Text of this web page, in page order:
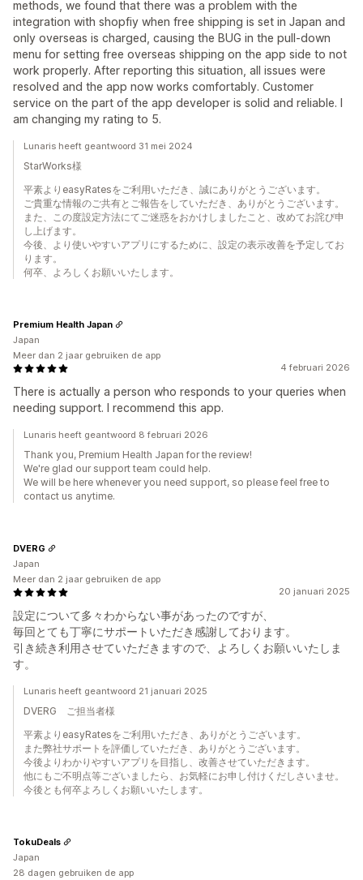
methods, we found that there was a problem with the
integration with shopfiy when free shipping is set in Japan and
only overseas is charged, causing the BUG in the pull-down
menu for setting free overseas shipping on the app side to not
work properly. After reporting this situation, all issues were
resolved and the app now works comfortably. Customer
service on the part of the app developer is solid and reliable. I
am changing my rating to 5.
Lunaris heeft geantwoord 31 mei 2024
StarWorks様
平素よりeasyRatesをご利用いただき、誠にありがとうございます。
ご貴重な情報のご共有とご報告をしていただき、ありがとうございます。
また、この度設定方法にてご迷惑をおかけしましたこと、改めてお詫び申
し上げます。
今後、より使いやすいアプリにするために、設定の表示改善を予定してお
ります。
何卒、よろしくお願いいたします。
4 februari 2026
There is actually a person who responds to your queries when
needing support. I recommend this app.
Premium Health Japan
Japan
Meer dan 2 jaar gebruiken de app
Lunaris heeft geantwoord 8 februari 2026
Thank you, Premium Health Japan for the review!
We're glad our support team could help.
We will be here whenever you need support, so please feel free to
contact us anytime.
20 januari 2025
設定について多々わからない事があったのですが、
毎回とても丁寧にサポートいただき感謝しております。
引き続き利用させていただきますので、よろしくお願いいたしま
す。
DVERG
Japan
Meer dan 2 jaar gebruiken de app
Lunaris heeft geantwoord 21 januari 2025
DVERG ご担当者様
平素よりeasyRatesをご利用いただき、ありがとうございます。
また弊社サポートを評価していただき、ありがとうございます。
今後よりわかりやすいアプリを目指し、改善させていただきます。
他にもご不明点等ございましたら、お気軽にお申し付けくだしさいませ。
今後とも何卒よろしくお願いいたします。
TokuDeals
Japan
28 dagen gebruiken de app